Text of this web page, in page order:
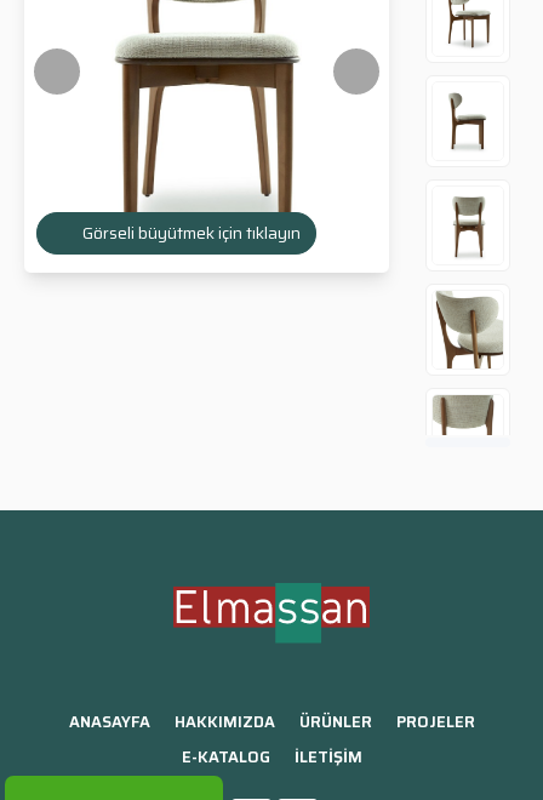
Görseli büyütmek için tıklayın
ANASAYFA HAKKIMIZDA ÜRÜNLER
PROJELER
E-KATALOG
İLETİŞİM